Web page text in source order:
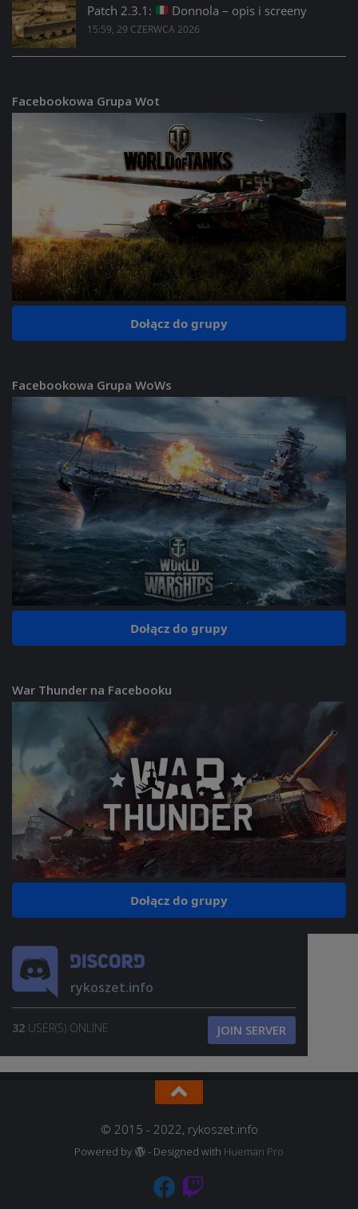
Patch 2.3.1: Donnola – opis i screeny
15:59, 29 CZERWCA 2026
Facebookowa Grupa Wot
Dołącz do grupy
Facebookowa Grupa WoWs
Dołącz do grupy
War Thunder na Facebooku
Dołącz do grupy
rykoszet.info
32 USER(S) ONLINE JOIN SERVER
© 2015 - 2022, rykoszet.info
Powered by - Designed with Hueman Pro